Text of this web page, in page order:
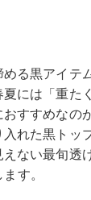
る黒アイテ
には「重た
すすめなの
れた黒トッ
ない最旬透
す。